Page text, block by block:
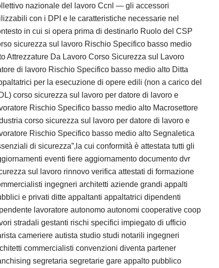
nazionale del lavoro Ccnl — gli accessori
con i DPI e le caratteristiche necessarie nel
in cui si opera prima di destinarlo Ruolo del CSP
sicurezza sul lavoro Rischio Specifico basso medio
Attrezzature Da Lavoro Corso Sicurezza sul Lavoro
di lavoro Rischio Specifico basso medio alto Ditta
per la esecuzione di opere edili (non a carico del
corso sicurezza sul lavoro per datore di lavoro e
Rischio Specifico basso medio alto Macrosettore
corso sicurezza sul lavoro per datore di lavoro e
Rischio Specifico basso medio alto Segnaletica
di sicurezza”,la cui conformità è attestata tutti gli
eventi fiere aggiornamento documento dvr
sul lavoro rinnovo verifica attestati di formazione
ingegneri architetti aziende grandi appalti
e privati ditte appaltanti appaltatrici dipendenti
lavoratore autonomo autonomi cooperative coop
stradali gestanti rischi specifici impiegato di ufficio
cameriere autista studio studi notarili ingegneri
commercialisti convenzioni diventa partener
segretaria segretarie gare appalto pubblico